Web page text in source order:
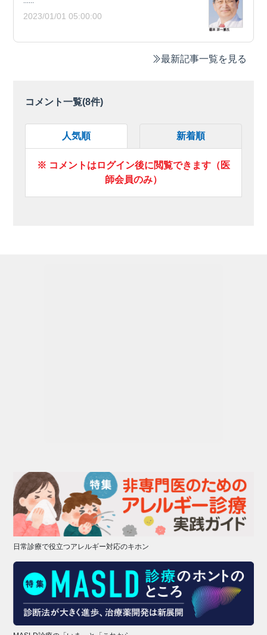
2023/01/01 05:00:00
最新記事一覧を見る
コメント一覧(8件)
人気順 新着順
※ コメントはログイン後に閲覧できます（医
師会員のみ）
日常診療で役立つアレルギー対応のキホン